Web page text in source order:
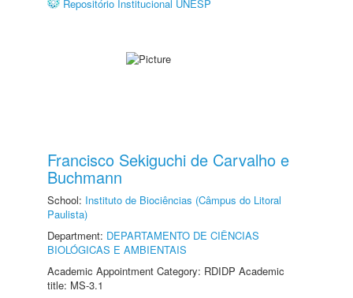
Repositório Institucional UNESP
Francisco Sekiguchi de Carvalho e
Buchmann
School: Instituto de Biociências (Câmpus do Litoral
Paulista)
Department: DEPARTAMENTO DE CIÊNCIAS
BIOLÓGICAS E AMBIENTAIS
Academic Appointment Category: RDIDP Academic
title: MS-3.1